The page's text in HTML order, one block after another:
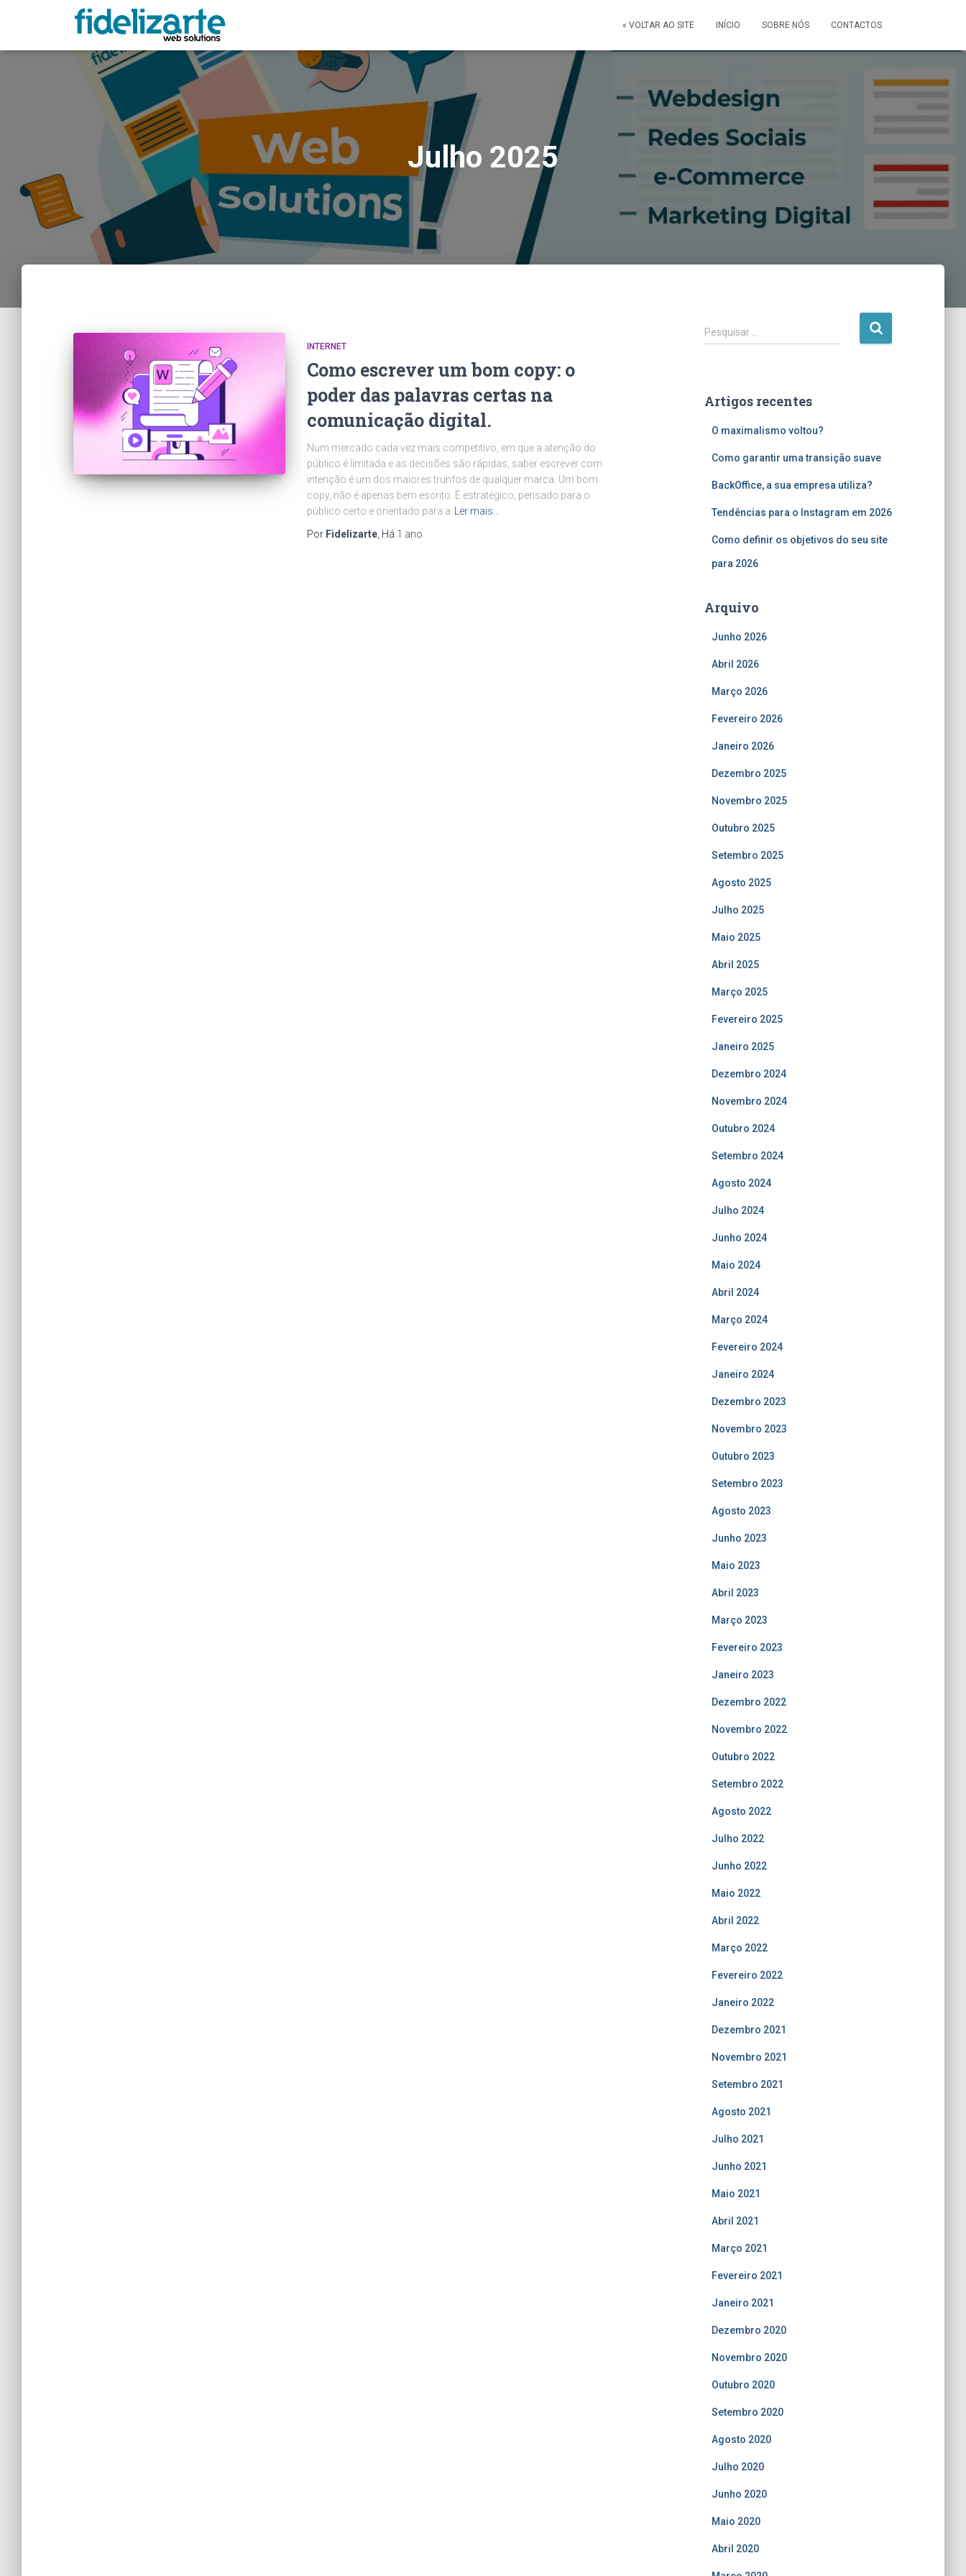
« VOLTAR AO SITE INÍCIO SOBRE NÓS CONTACTOS
Julho 2025
INTERNET
Como escrever um bom copy: o
poder das palavras certas na
comunicação digital.
Num mercado cada vez mais competitivo, em que a atenção do
público é limitada e as decisões são rápidas, saber escrever com
intenção é um dos maiores trunfos de qualquer marca. Um bom
copy, não é apenas bem escrito. É estratégico, pensado para o
público certo e orientado para a
Ler mais…
Por Fidelizarte , Há 1 ano
P
e
i
Pesquisar …
Artigos recentes
O maximalismo voltou?
Como garantir uma transição suave
BackOffice, a sua empresa utiliza?
Tendências para o Instagram em 2026
Como definir os objetivos do seu site
para 2026
Arquivo
Junho 2026
Abril 2026
Março 2026
Fevereiro 2026
Janeiro 2026
Dezembro 2025
Novembro 2025
Outubro 2025
Setembro 2025
Agosto 2025
Julho 2025
Maio 2025
Abril 2025
Março 2025
Fevereiro 2025
Janeiro 2025
Dezembro 2024
Novembro 2024
Outubro 2024
Setembro 2024
Agosto 2024
Julho 2024
Junho 2024
Maio 2024
Abril 2024
Março 2024
Fevereiro 2024
Janeiro 2024
Dezembro 2023
Novembro 2023
Outubro 2023
Setembro 2023
Agosto 2023
Junho 2023
Maio 2023
Abril 2023
Março 2023
Fevereiro 2023
Janeiro 2023
Dezembro 2022
Novembro 2022
Outubro 2022
Setembro 2022
Agosto 2022
Julho 2022
Junho 2022
Maio 2022
Abril 2022
Março 2022
Fevereiro 2022
Janeiro 2022
Dezembro 2021
Novembro 2021
Setembro 2021
Agosto 2021
Julho 2021
Junho 2021
Maio 2021
Abril 2021
Março 2021
Fevereiro 2021
Janeiro 2021
Dezembro 2020
Novembro 2020
Outubro 2020
Setembro 2020
Agosto 2020
Julho 2020
Junho 2020
Maio 2020
Abril 2020